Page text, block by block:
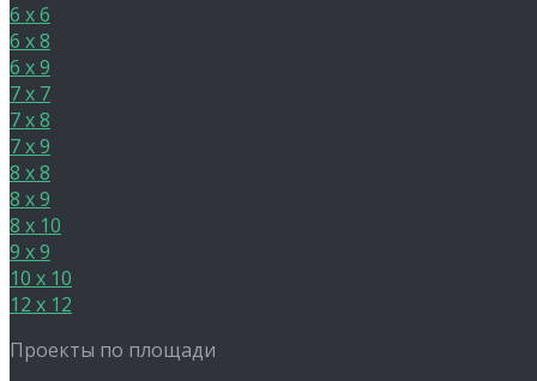
6 х 6
6 х 8
6 х 9
7 х 7
7 х 8
7 х 9
8 х 8
8 х 9
8 х 10
9 х 9
10 х 10
12 х 12
Проекты по площади